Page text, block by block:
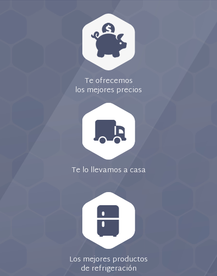
Te ofrecemos
los mejores precios
Te lo llevamos a casa
Los mejores productos
de refrigeración